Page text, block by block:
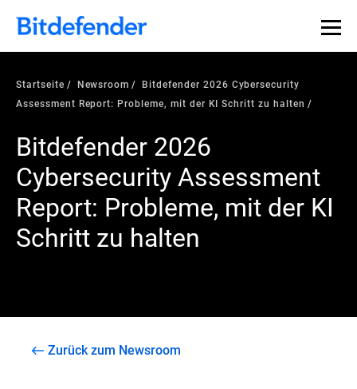
Startseite Newsroom
Bitdefender 2026 Cybersecurity
Assessment Report: Probleme, mit der KI Schritt zu halten
Bitdefender 2026
Cybersecurity Assessment
Report: Probleme, mit der KI
Schritt zu halten
Zurück zum Newsroom